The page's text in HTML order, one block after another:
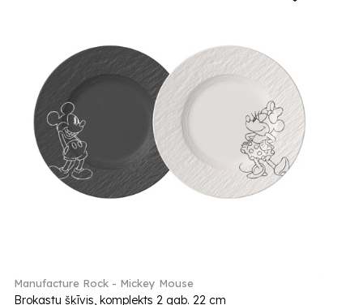
Manufacture Rock - Mickey Mouse
Brokastu šķīvis, komplekts 2 gab. 22 cm